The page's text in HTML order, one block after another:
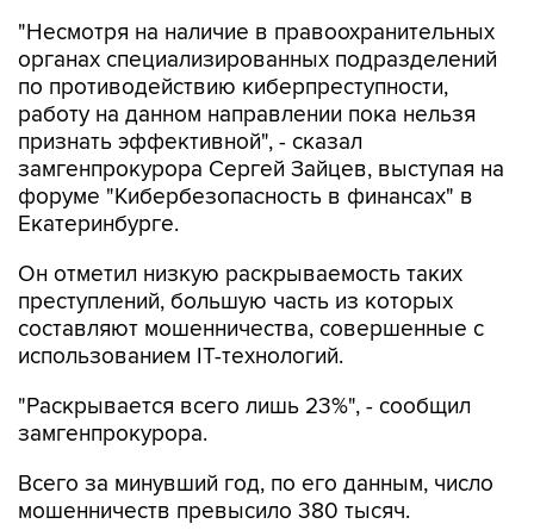
"Несмотря на наличие в правоохранительных
органах специализированных подразделений
по противодействию киберпреступности,
работу на данном направлении пока нельзя
признать эффективной", - сказал
замгенпрокурора Сергей Зайцев, выступая на
форуме "Кибербезопасность в финансах" в
Екатеринбурге.
Он отметил низкую раскрываемость таких
преступлений, большую часть из которых
составляют мошенничества, совершенные с
использованием IT-технологий.
"Раскрывается всего лишь 23%", - сообщил
замгенпрокурора.
Всего за минувший год, по его данным, число
мошенничеств превысило 380 тысяч.